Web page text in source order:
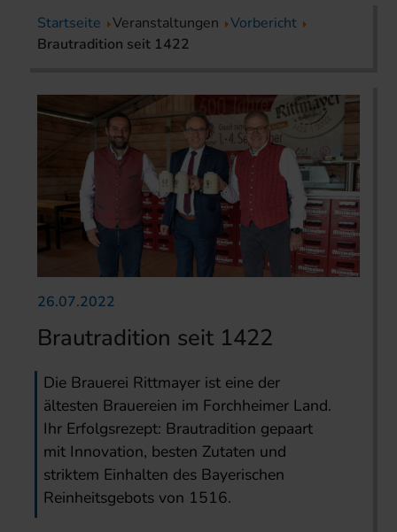
Startseite Veranstaltungen
Vorbericht
Brautradition seit 1422
26.07.2022
Brautradition seit 1422
Die Brauerei Rittmayer ist eine der
ältesten Brauereien im Forchheimer Land.
Ihr Erfolgsrezept: Brautradition gepaart
mit Innovation, besten Zutaten und
striktem Einhalten des Bayerischen
Reinheitsgebots von 1516.